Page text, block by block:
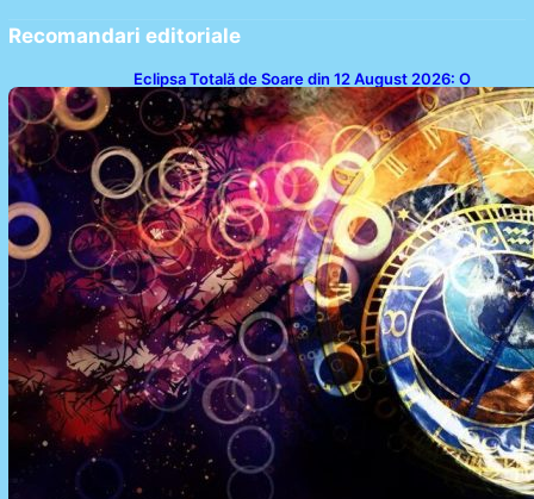
Recomandari editoriale
Eclipsa Totală de Soare din 12 August 2026: O
Analiză a Impactului asupra Trei Zodii și a Ciclului de
18 Ani